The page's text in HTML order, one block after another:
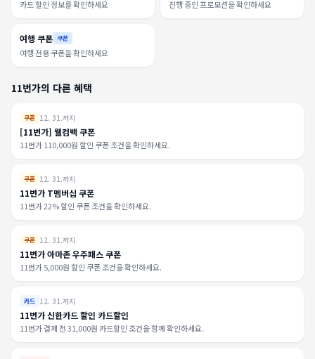
카드 할인 정보를 확인하세요 진행 중인 프로모션을 확인하세요
여행 쿠폰 쿠폰
여행 전용 쿠폰을 확인하세요
11번가의 다른 혜택
쿠폰 12. 31.까지
[11번가] 웰컴백 쿠폰
11번가 110,000원 할인 쿠폰 조건을 확인하세요.
쿠폰 12. 31.까지
11번가 T멤버십 쿠폰
11번가 22% 할인 쿠폰 조건을 확인하세요.
쿠폰 12. 31.까지
11번가 아마존 우주패스 쿠폰
11번가 5,000원 할인 쿠폰 조건을 확인하세요.
카드 12. 31.까지
11번가 신한카드 할인 카드할인
11번가 결제 전 31,000원 카드할인 조건을 함께 확인하세요.